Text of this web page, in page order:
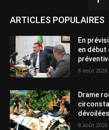
ARTICLES POPULAIRES
En
en début
8 août 2026
Drame
8 août 2026